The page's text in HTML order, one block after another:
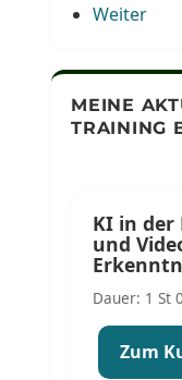
Weiter
MEINE
TRAINING
KI in der
und
Dauer: 1 St
Zum